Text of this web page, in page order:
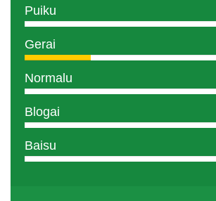
Puiku
Gerai
Normalu
Blogai
Baisu